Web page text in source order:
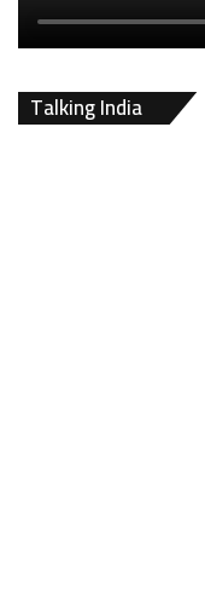
Talking India